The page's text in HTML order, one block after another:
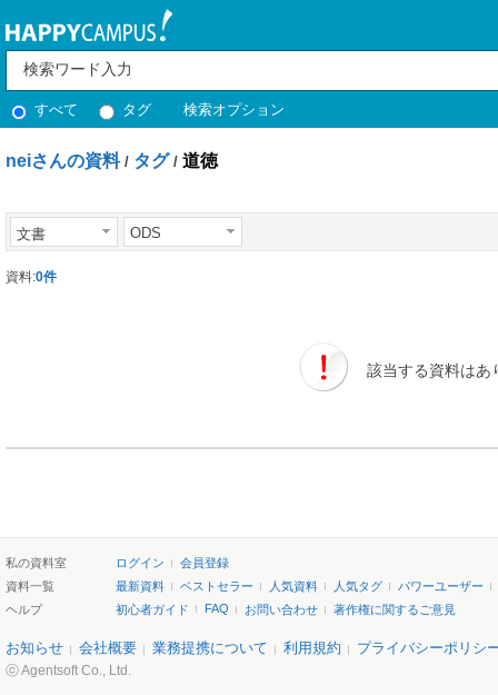
すべて タグ 検索オプション
neiさんの資料 / タグ / 道徳
文書 ODS
資料:0件
該当する資料はあ
私の資料室 ログイン
会員登録
資料一覧
最新資料 ベストセラー 人気資料 人気タグ
パワーユーザー
ヘルプ
初心者ガイド FAQ お問い合わせ 著作権に関するご意見
お知らせ 会社概要 業務提携について 利用規約 プライバシーポリシ
ⓒ Agentsoft Co., Ltd.